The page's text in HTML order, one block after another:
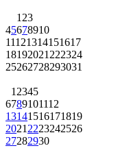
1 23
45678910
11121314151617
18192021 222324
25262728293031
1 2345
6789101112
13141516171819
2021 2223242526
27282930